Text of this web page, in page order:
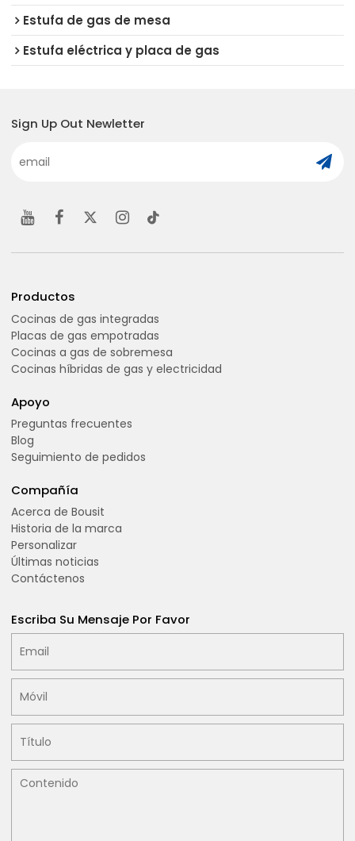
Estufa de gas de mesa
Estufa eléctrica y placa de gas
Sign Up Out Newletter
Productos
Cocinas de gas integradas
Placas de gas empotradas
Cocinas a gas de sobremesa
Cocinas híbridas de gas y electricidad
Apoyo
Preguntas frecuentes
Blog
Seguimiento de pedidos
Compañía
Acerca de Bousit
Historia de la marca
Personalizar
Últimas noticias
Contáctenos
Escriba Su Mensaje Por Favor